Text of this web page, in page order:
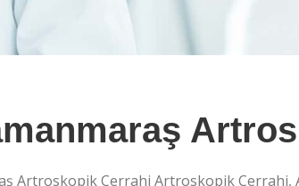
Artroskopik Cerrahi Artroskopik